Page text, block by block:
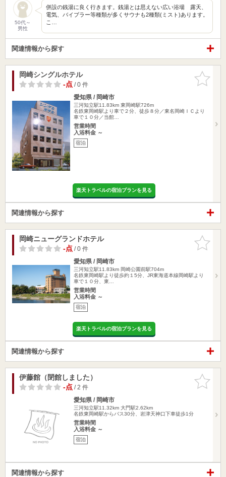
50代～
男性
併設の銭湯に良く行きます。銭湯とは思えない広い浴場 露天、
電気、バイブラー等種類が多くサウナも2種類(ミスト)あります。
こ…
関連情報から探す
お気に入
りに追加
岡崎シングルホテル
-点/ 0 件
愛知県 / 岡崎市
三河知立駅11.83km 東岡崎駅726m
名鉄東岡崎駅より車で２分、徒歩８分／東名岡崎ＩＣより
車で１０分／当館…
営業時間
入浴料金 ～
宿泊
楽天トラベルの宿泊プランを見る
関連情報から探す
お気に入
りに追加
岡崎ニューグランドホテル
-点/ 0 件
愛知県 / 岡崎市
三河知立駅11.83km 岡崎公園前駅704m
名鉄東岡崎駅より徒歩約１5分、JR東海道本線岡崎駅より
車で１０分、東…
営業時間
入浴料金 ～
宿泊
楽天トラベルの宿泊プランを見る
関連情報から探す
お気に入
りに追加
伊藤館（閉館しました）
-点/ 2 件
愛知県 / 岡崎市
三河知立駅11.32km 大門駅2.62km
名鉄東岡崎駅からバス30分、岩津天神口下車徒歩1分
営業時間
入浴料金 ～
宿泊
関連情報から探す